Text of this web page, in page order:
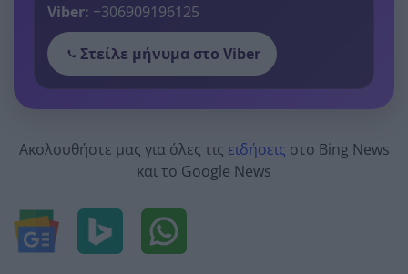
Viber: +306909196125
Στείλε μήνυμα στο Viber
Ακολουθήστε μας για όλες τις ειδήσεις στο Bing News
και το Google News